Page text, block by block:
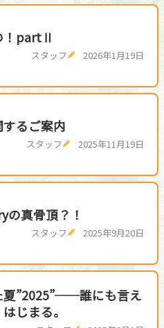
！partⅡ
スタッフ 2026年1月19日
るご案内
スタッフ 2025年11月19日
真骨頂？！
スタッフ 2025年9月20日
夏”2025”──誰にも言え
じまる。